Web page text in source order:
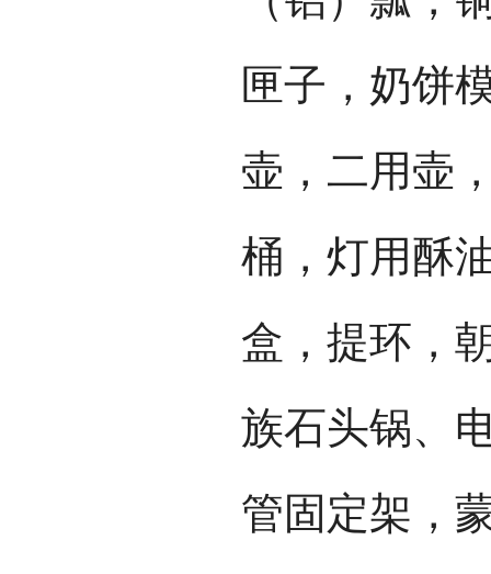
匣子，奶饼
壶，二用壶
桶，灯用酥
盒，提环，
族石头锅、
管固定架，